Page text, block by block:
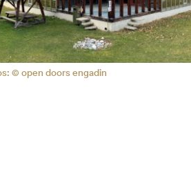
© open doors engadin